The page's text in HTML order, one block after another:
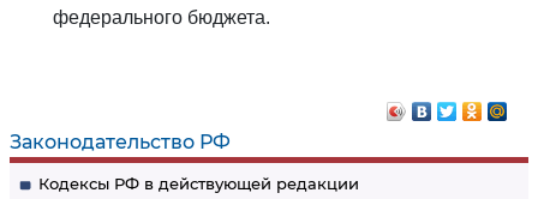
Законодательство РФ
Кодексы РФ в действующей редакции
федерального бюджета.